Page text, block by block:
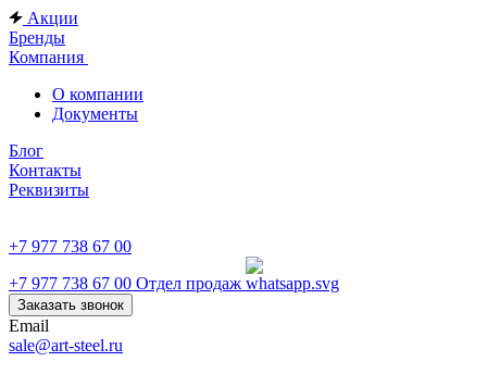
Акции
Бренды
Компания
О компании
Документы
Блог
Контакты
Реквизиты
+7 977 738 67 00
+7 977 738 67 00 Отдел продаж
Заказать звонок
Email
sale@art-steel.ru